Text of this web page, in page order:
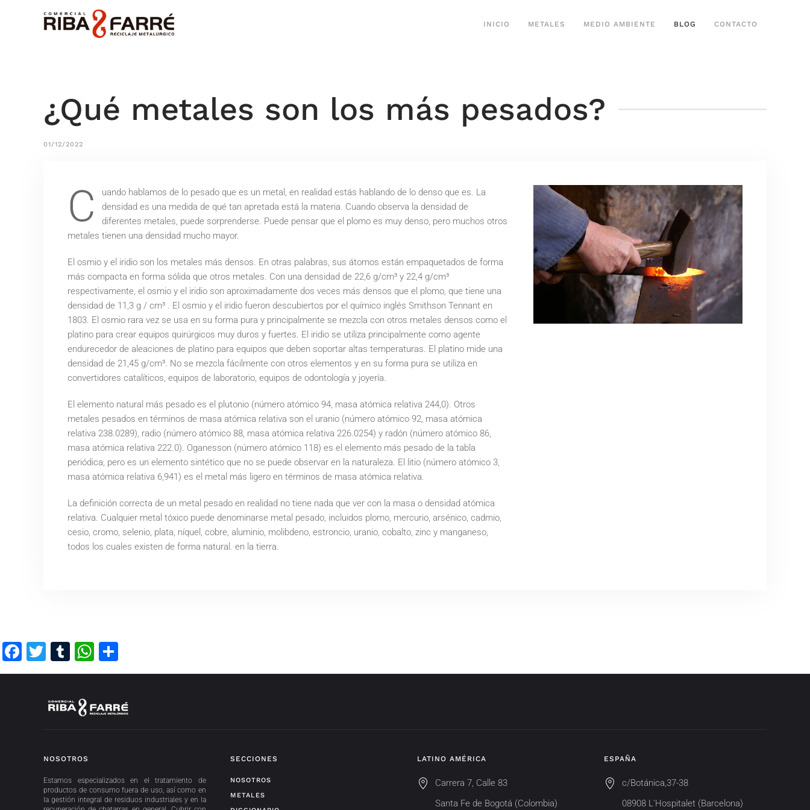
INICIO METALES MEDIO AMBIENTE BLOG CONTACTO
¿Qué metales son los más pesados?
01/12/2022
C
uando hablamos de lo pesado que es un metal, en realidad estás hablando de lo denso que es. La
densidad es una medida de qué tan apretada está la materia. Cuando observa la densidad de
diferentes metales, puede sorprenderse. Puede pensar que el plomo es muy denso, pero muchos otros
metales tienen una densidad mucho mayor.
El osmio y el iridio son los metales más densos. En otras palabras, sus átomos están empaquetados de forma
más compacta en forma sólida que otros metales. Con una densidad de 22,6 g/cm³ y 22,4 g/cm³
respectivamente, el osmio y el iridio son aproximadamente dos veces más densos que el plomo, que tiene una
densidad de 11,3 g / cm³ . El osmio y el iridio fueron descubiertos por el químico inglés Smithson Tennant en
1803. El osmio rara vez se usa en su forma pura y principalmente se mezcla con otros metales densos como el
platino para crear equipos quirúrgicos muy duros y fuertes. El iridio se utiliza principalmente como agente
endurecedor de aleaciones de platino para equipos que deben soportar altas temperaturas. El platino mide una
densidad de 21,45 g/cm³. No se mezcla fácilmente con otros elementos y en su forma pura se utiliza en
convertidores catalíticos, equipos de laboratorio, equipos de odontología y joyería.
El elemento natural más pesado es el plutonio (número atómico 94, masa atómica relativa 244,0). Otros
metales pesados ​​en términos de masa atómica relativa son el uranio (número atómico 92, masa atómica
relativa 238.0289), radio (número atómico 88, masa atómica relativa 226.0254) y radón (número atómico 86,
masa atómica relativa 222.0). Oganesson (número atómico 118) es el elemento más pesado de la tabla
periódica, pero es un elemento sintético que no se puede observar en la naturaleza. El litio (número atómico 3,
masa atómica relativa 6,941) es el metal más ligero en términos de masa atómica relativa.
La definición correcta de un metal pesado en realidad no tiene nada que ver con la masa o densidad atómica
relativa. Cualquier metal tóxico puede denominarse metal pesado, incluidos plomo, mercurio, arsénico, cadmio,
cesio, cromo, selenio, plata, níquel, cobre, aluminio, molibdeno, estroncio, uranio, cobalto, zinc y manganeso,
todos los cuales existen de forma natural. en la tierra.
Facebook
Twitter
TumblrWhatsApp
NOSOTROS
Estamos especializados en el tratamiento de
productos de consumo fuera de uso, así como en
la gestión integral de residuos industriales y en la
SECCIONES
NOSOTROS
METALES
LATINO AMÉRICA
Carrera 7, Calle 83
Santa Fe de Bogotá (Colombia)
ESPAÑA
c/Botánica,37-38
08908 L'Hospitalet (Barcelona)